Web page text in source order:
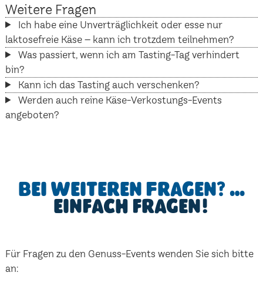
Weitere Fragen
Ich habe eine Unverträglichkeit oder esse nur
laktosefreie Käse – kann ich trotzdem teilnehmen?
Was passiert, wenn ich am Tasting-Tag verhindert
bin?
Kann ich das Tasting auch verschenken?
Werden auch reine Käse-Verkostungs-Events
angeboten?
Bei weiteren Fragen? …
einfach fragen!
Für Fragen zu den Genuss-Events wenden Sie sich bitte
an: